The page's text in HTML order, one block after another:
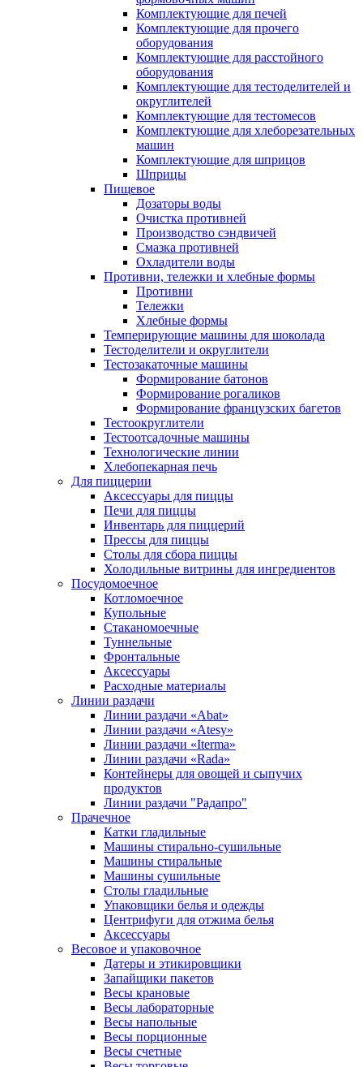
Комплектующие для печей
Комплектующие для прочего
оборудования
Комплектующие для расстойного
оборудования
Комплектующие для тестоделителей и
округлителей
Комплектующие для тестомесов
Комплектующие для хлеборезательных
машин
Комплектующие для шприцов
Шприцы
Пищевое
Дозаторы воды
Очистка противней
Производство сэндвичей
Смазка противней
Охладители воды
Противни, тележки и хлебные формы
Противни
Тележки
Хлебные формы
Темперирующие машины для шоколада
Тестоделители и округлители
Тестозакаточные машины
Формирование батонов
Формирование рогаликов
Формирование французских багетов
Тестоокруглители
Тестоотсадочные машины
Технологические линии
Хлебопекарная печь
Для пиццерии
Аксессуары для пиццы
Печи для пиццы
Инвентарь для пиццерий
Прессы для пиццы
Столы для сбора пиццы
Холодильные витрины для ингредиентов
Посудомоечное
Котломоечное
Купольные
Стаканомоечные
Туннельные
Фронтальные
Аксессуары
Расходные материалы
Линии раздачи
Линии раздачи «Abat»
Линии раздачи «Atesy»
Линии раздачи «Iterma»
Линии раздачи «Rada»
Контейнеры для овощей и сыпучих
продуктов
Линии раздачи "Радапро"
Прачечное
Катки гладильные
Машины стирально-сушильные
Машины стиральные
Машины сушильные
Столы гладильные
Упаковщики белья и одежды
Центрифуги для отжима белья
Аксессуары
Весовое и упаковочное
Датеры и этикировщики
Запайщики пакетов
Весы крановые
Весы лабораторные
Весы напольные
Весы порционные
Весы счетные